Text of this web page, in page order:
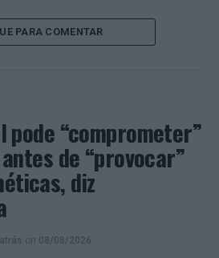
Campos entre a elite no
e sustentáveis: Que
PARA COMENTAR
“comprometer”
de “provocar”
diz
on 08/08/2026